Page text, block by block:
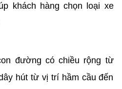
khách hàng chọn loại xe
đường có chiều rộng từ
hút từ vị trí hầm cầu đến